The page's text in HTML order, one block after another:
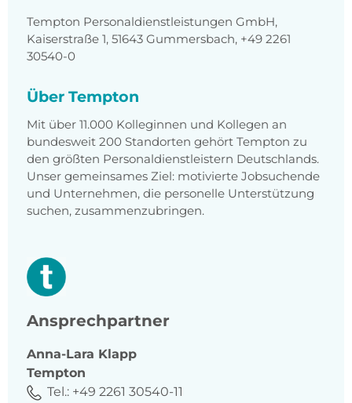
Tempton Personaldienstleistungen GmbH,
Kaiserstraße 1, 51643 Gummersbach, +49 2261
30540-0
Über Tempton
Mit über 11.000 Kolleginnen und Kollegen an
bundesweit 200 Standorten gehört Tempton zu
den größten Personaldienstleistern Deutschlands.
Unser gemeinsames Ziel: motivierte Jobsuchende
und Unternehmen, die personelle Unterstützung
suchen, zusammenzubringen.
Ansprechpartner
Anna-Lara Klapp
Tempton
Tel.: +49 2261 30540-11